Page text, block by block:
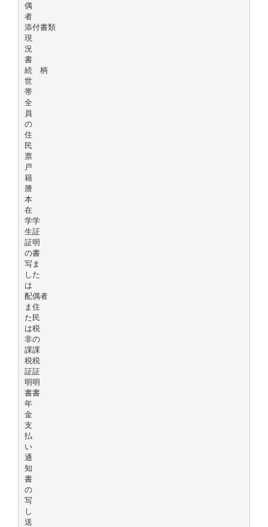
偶
者
添付書類
現
況
書
続 柄
世
帯
全
員
の
住
民
票
戸
籍
謄
本
在
学学
生証
証明
の書
写ま
した
は
配偶者
ま住
た民
は税
非の
課課
税税
証証
明明
書書
年
金
支
払
い
通
知
書
の
写
し
送